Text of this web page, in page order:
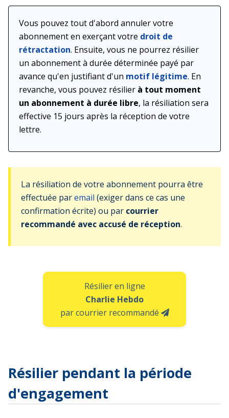
Vous pouvez tout d'abord annuler votre
abonnement en exerçant votre droit de
rétractation. Ensuite, vous ne pourrez résilier
un abonnement à durée déterminée payé par
avance qu'en justifiant d'un motif légitime. En
revanche, vous pouvez résilier à tout moment
un abonnement à durée libre, la résiliation sera
effective 15 jours après la réception de votre
lettre.
La résiliation de votre abonnement pourra être
effectuée paremail (exiger dans ce cas une
confirmation écrite) ou par courrier
recommandé avec accusé de réception.
Résilier en ligne
Charlie Hebdo
par courrier recommandé
Résilier pendant la période
d'engagement